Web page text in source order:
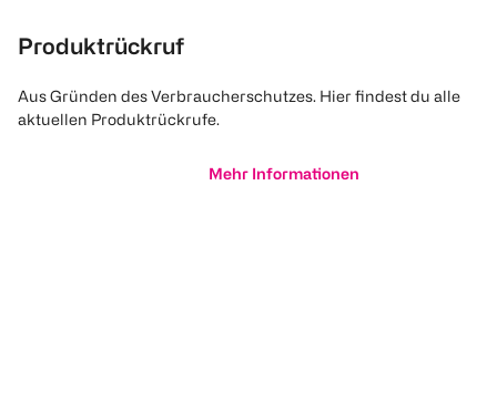
Produktrückruf
Aus Gründen des Verbraucherschutzes. Hier findest du alle
aktuellen Produktrückrufe.
Mehr Informationen